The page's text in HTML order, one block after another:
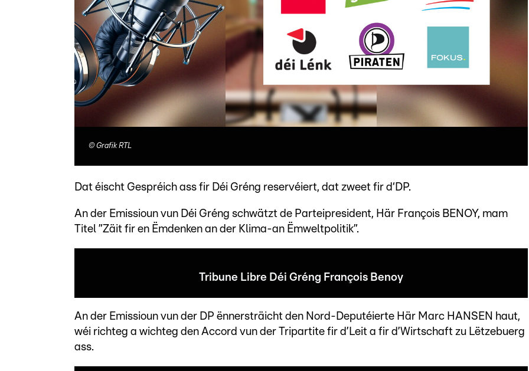
© Grafik RTL
Dat éischt Gespréich ass fir Déi Gréng reservéiert, dat zweet fir d‘DP.
An der Emissioun vun Déi Gréng schwätzt de Parteipresident, Här François BENOY, mam
Titel ”Zäit fir en Ëmdenken an der Klima-an Ëmweltpolitik”.
Tribune Libre Déi Gréng François Benoy
An der Emissioun vun der DP ënnersträicht den Nord-Deputéierte Här Marc HANSEN haut,
wéi richteg a wichteg den Accord vun der Tripartite fir d’Leit a fir d’Wirtschaft zu Lëtzebuerg
ass.